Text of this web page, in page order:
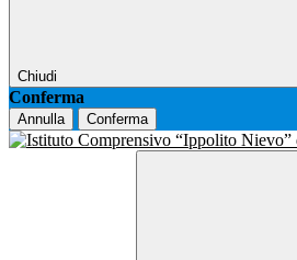
Chiudi
Conferma
Annulla Conferma